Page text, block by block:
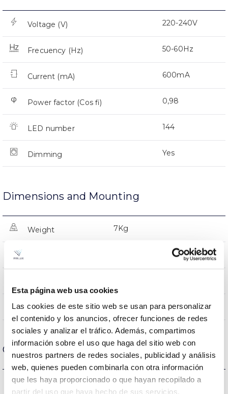
Esta página web usa cookies
Las cookies de este sitio web se usan para personalizar
el contenido y los anuncios, ofrecer funciones de redes
sociales y analizar el tráfico. Además, compartimos
información sobre el uso que haga del sitio web con
nuestros partners de redes sociales, publicidad y análisis
web, quienes pueden combinarla con otra información
que les haya proporcionado o que hayan recopilado a
partir del uso que haya hecho de sus servicios.
Voltage (V) 220-240V
Frecuency (Hz) 50-60Hz
Current (mA) 600mA
Power factor (Cos fi) 0,98
LED number 144
Dimming Yes
Dimensions and Mounting
Weight 7Kg
467x180x174mm
Lighting Directa
Optical data
Colour temperature 5.000K